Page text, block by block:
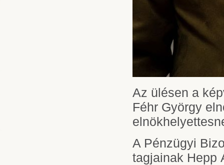
Az ülésen a
Féhr György
A Pénzügyi
tagjainak Hepp